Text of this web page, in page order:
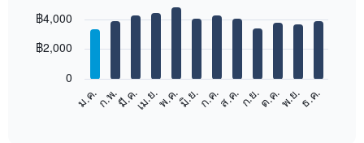
chart
12
bars.
graphic.
ม.ค.ก.พ.มี.ค.เม.ย.พ.ค.มิ.ย.ก.ค.ส.ค.ก.ย.ต.ค.พ.ย.ธ.ค.
0
฿2,000
฿4,000